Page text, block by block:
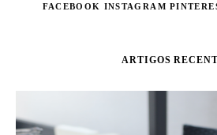
FACEBOOK INSTAGRAM
ARTIGOS